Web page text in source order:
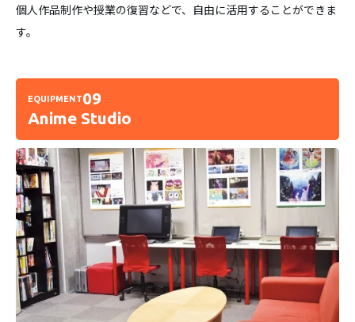
個人作品制作や授業の復習などで、自由に活用することができま
す。
EQUIPMENT09
Anime Studio